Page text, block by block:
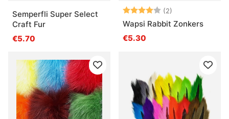
Semperfli Super Select
Craft Fur
€5.70
Note: (2)
Wapsi Rabbit Zonkers
€5.30